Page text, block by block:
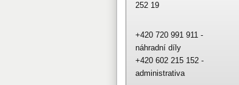
252 19
+420 720 991 911 -
náhradní díly
+420 602 215 152 -
administrativa